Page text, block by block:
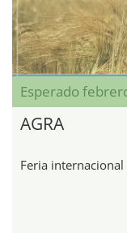
Esperado
AGRA
Feria